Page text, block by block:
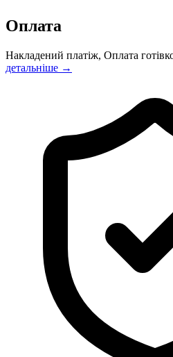
Оплата
Накладений платіж, Оплата
детальніше →